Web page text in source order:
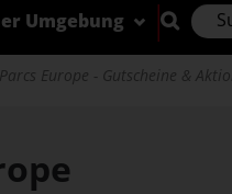
Umgebung
Europe - Gutscheine &